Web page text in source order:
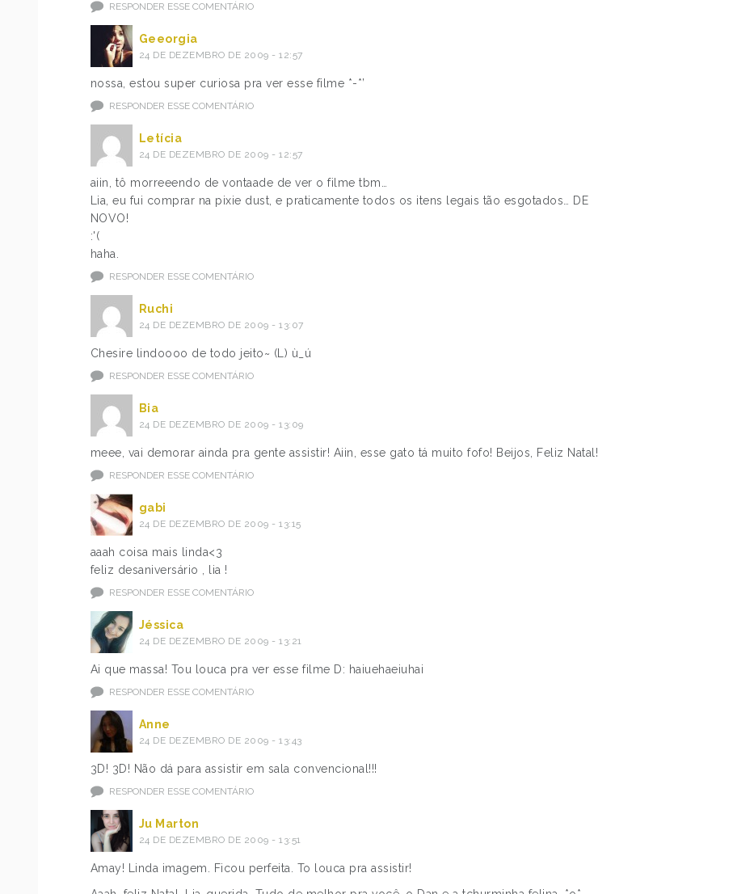
RESPONDER ESSE COMENTÁRIO
Geeorgia
24 DE DEZEMBRO DE 2009 - 12:57
nossa, estou super curiosa pra ver esse filme *-*’
RESPONDER ESSE COMENTÁRIO
Letícia
24 DE DEZEMBRO DE 2009 - 12:57
aiin, tô morreeendo de vontaade de ver o filme tbm…
Lia, eu fui comprar na pixie dust, e praticamente todos os itens legais tão esgotados… DE
NOVO!
:'(
haha.
RESPONDER ESSE COMENTÁRIO
Ruchi
24 DE DEZEMBRO DE 2009 - 13:07
Chesire lindoooo de todo jeito~ (L) ù_ú
RESPONDER ESSE COMENTÁRIO
Bia
24 DE DEZEMBRO DE 2009 - 13:09
meee, vai demorar ainda pra gente assistir! Aiin, esse gato tá muito fofo! Beijos, Feliz Natal!
RESPONDER ESSE COMENTÁRIO
gabi
24 DE DEZEMBRO DE 2009 - 13:15
aaah coisa mais linda<3
feliz desaniversário , lia !
RESPONDER ESSE COMENTÁRIO
Jéssica
24 DE DEZEMBRO DE 2009 - 13:21
Ai que massa! Tou louca pra ver esse filme D: haiuehaeiuhai
RESPONDER ESSE COMENTÁRIO
Anne
24 DE DEZEMBRO DE 2009 - 13:43
3D! 3D! Não dá para assistir em sala convencional!!!
RESPONDER ESSE COMENTÁRIO
Ju Marton
24 DE DEZEMBRO DE 2009 - 13:51
Amay! Linda imagem. Ficou perfeita. To louca pra assistir!